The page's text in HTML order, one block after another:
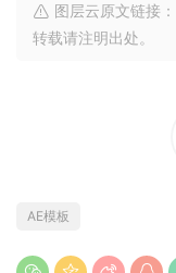
图层云原文链接：
转载请注明出处。
AE模板